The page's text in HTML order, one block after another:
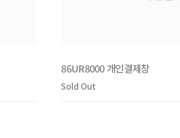
86UR8000 개인결제창
Sold Out